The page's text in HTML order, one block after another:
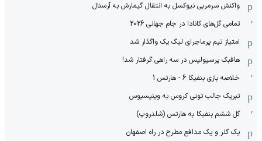
واکنش سرمربی نیوکسل به انتقال گیمارش به آرسنال
تمامی گل‌های کانادا در جام جهانی 2026
امتیاز تیم پرماجرای لیگ یک واگذار شد
هافبک پرسپولیس در سه راهی گرفتار شد!
خلاصه بازی بنفیکا 6 - هارتس 1
تبریک جالب تونی کروس به وینیسیوس
گل ششم بنفیکا به هارتس (شلدروپ)
یک گلر و یک مدافع مطرح در راه اصفهان